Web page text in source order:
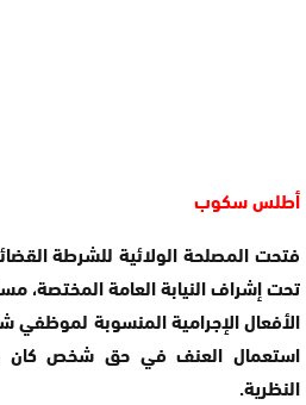
أطلس سكوب
فتحت المصلحة الولائية للشرطة
تحت إشراف النيابة العامة المختصة،
الأفعال الإجرامية المنسوبة
استعمال العنف في حق شخص كان
النظرية.